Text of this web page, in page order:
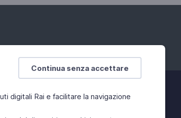
Continua senza accettare
digitali Rai e facilitare la navigazione